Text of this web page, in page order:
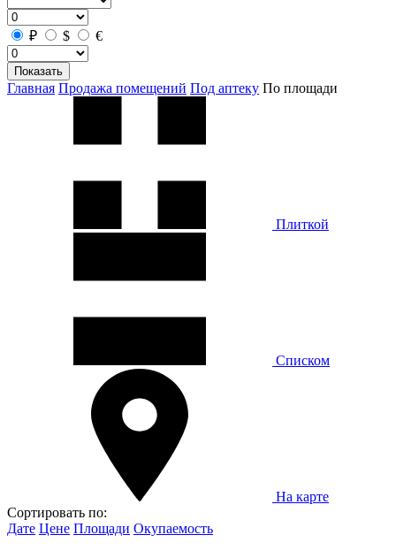
₽ $ €
Показать
Главная Продажа помещений Под аптеку По площади
Плиткой
Списком
На карте
Сортировать по:
Дате Цене Площади Окупаемость